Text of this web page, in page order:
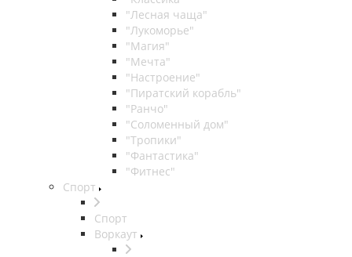
"Лесная чаща"
"Лукоморье"
"Магия"
"Мечта"
"Настроение"
"Пиратский корабль"
"Ранчо"
"Соломенный дом"
"Тропики"
"Фантастика"
"Фитнес"
Спорт
Спорт
Воркаут